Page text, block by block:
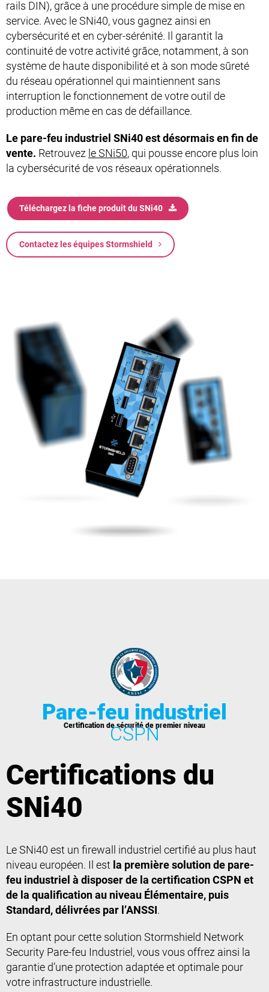
rails DIN), grâce à une procédure simple de mise en
service. Avec le SNi40, vous gagnez ainsi en
cybersécurité et en cyber-sérénité. Il garantit la
continuité de votre activité grâce, notamment, à son
système de haute disponibilité et à son mode sûreté
du réseau opérationnel qui maintiennent sans
interruption le fonctionnement de votre outil de
production même en cas de défaillance.
Le pare-feu industriel SNi40 est désormais en fin de
vente. Retrouvez le SNi50, qui pousse encore plus loin
la cybersécurité de vos réseaux opérationnels.
Téléchargez la fiche produit du SNi40
Contactez les équipes Stormshield
Pare-feu industriel
Certification de sécurité de premier niveau
CSPN
Certifications du
SNi40
Le SNi40 est un firewall industriel certifié au plus haut
niveau européen. Il est la première solution de pare-
feu industriel à disposer de la certification CSPN et
de la qualification au niveau Élémentaire, puis
Standard, délivrées par l’ANSSI.
En optant pour cette solution Stormshield Network
Security Pare-feu Industriel, vous vous offrez ainsi la
garantie d’une protection adaptée et optimale pour
votre infrastructure industrielle.